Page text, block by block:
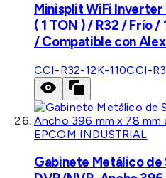
Minisplit WiFi Inverter
( 1 TON ) / R32 / Frío
/ Compatible con
CCI-R32-12K-110CCI-
EPCOM INDUSTRIAL
Gabinete Metálico